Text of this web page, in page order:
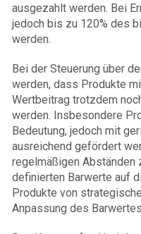
ausgezahlt werden. Bei
jedoch bis zu 120% des
werden.
Bei der Steuerung über
werden, dass Produkte
Wertbeitrag trotzdem
werden. Insbesondere
Bedeutung, jedoch mit
ausreichend gefördert
regelmäßigen Abständen
definierten Barwerte auf
Produkte von
Anpassung des